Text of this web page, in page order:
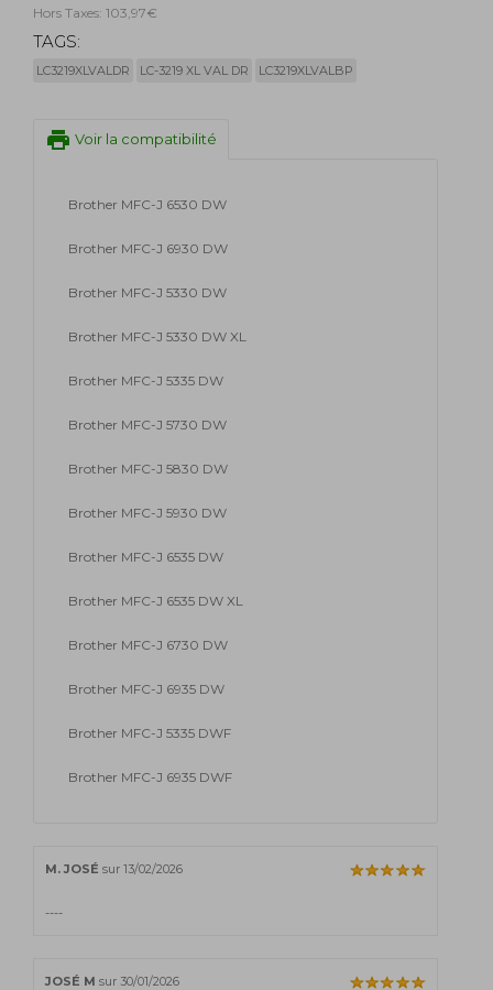
Hors Taxes: 103,97€
TAGS:
LC3219XLVALDR LC-3219 XL VAL DR LC3219XLVALBP
print Voir la compatibilité
Brother MFC-J 6530 DW
Brother MFC-J 6930 DW
Brother MFC-J 5330 DW
Brother MFC-J 5330 DW XL
Brother MFC-J 5335 DW
Brother MFC-J 5730 DW
Brother MFC-J 5830 DW
Brother MFC-J 5930 DW
Brother MFC-J 6535 DW
Brother MFC-J 6535 DW XL
Brother MFC-J 6730 DW
Brother MFC-J 6935 DW
Brother MFC-J 5335 DWF
Brother MFC-J 6935 DWF
M. JOSÉ sur 13/02/2026
----
JOSÉ M sur 30/01/2026